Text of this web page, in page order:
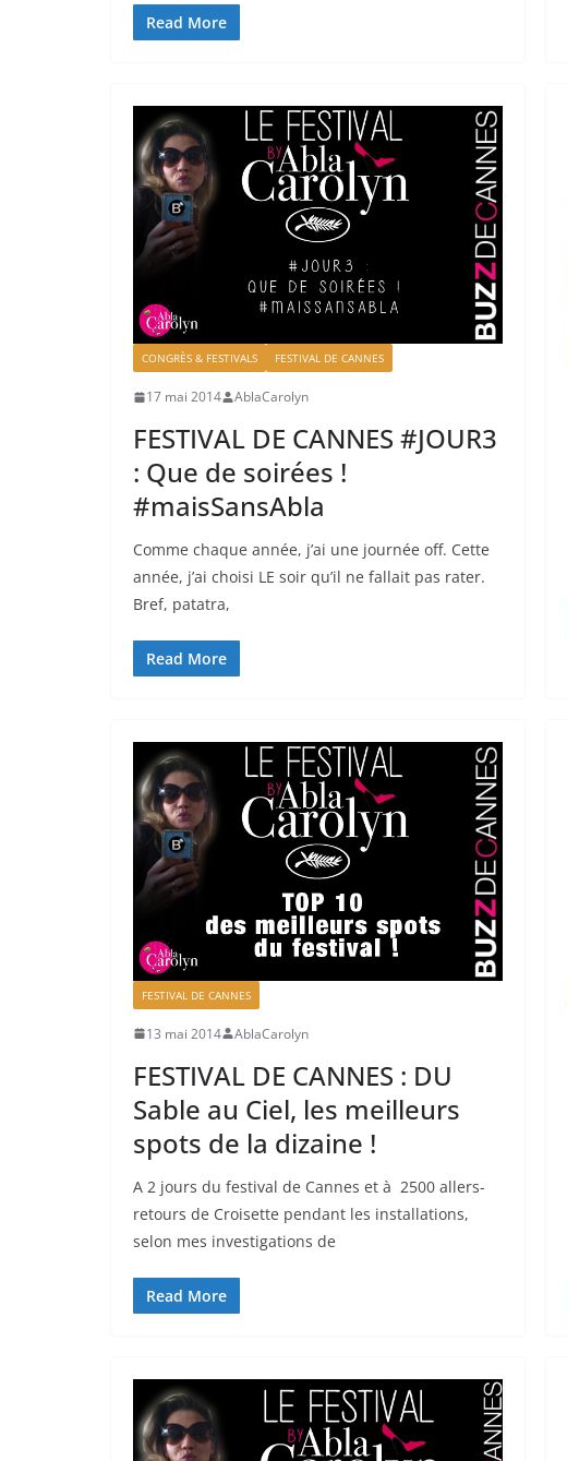
Read More
CONGRÈS & FESTIVALS FESTIVAL DE CANNES
17 mai 2014 AblaCarolyn
FESTIVAL DE CANNES #JOUR3
: Que de soirées !
#maisSansAbla
Comme chaque année, j’ai une journée off. Cette
année, j’ai choisi LE soir qu’il ne fallait pas rater.
Bref, patatra,
Read More
FESTIVAL DE CANNES
13 mai 2014 AblaCarolyn
FESTIVAL DE CANNES : DU
Sable au Ciel, les meilleurs
spots de la dizaine !
A 2 jours du festival de Cannes et à 2500 allers-
retours de Croisette pendant les installations,
selon mes investigations de
Read More